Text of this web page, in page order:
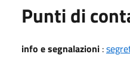
Punti di
info e segnalazioni :